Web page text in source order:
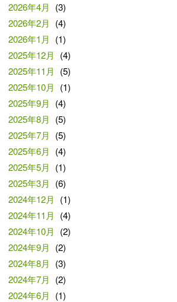
2026年4月
(3)
2026年2月
(4)
2026年1月
(1)
2025年12月
(4)
2025年11月
(5)
2025年10月
(1)
2025年9月
(4)
2025年8月
(5)
2025年7月
(5)
2025年6月
(4)
2025年5月
(1)
2025年3月
(6)
2024年12月
(1)
2024年11月
(4)
2024年10月
(2)
2024年9月
(2)
2024年8月
(3)
2024年7月
(2)
2024年6月
(1)